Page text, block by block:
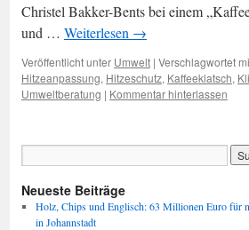
Christel Bakker-Bents bei einem
und … Weiterlesen →
Veröffentlicht unter Umwelt | Verschlagwortet
Hitzeanpassung, Hitzeschutz, Kaffeeklatsch,
Umweltberatung | Kommentar hinterlassen
Neueste Beiträge
Holz, Chips und Englisch: 63 Millionen Euro für
in Johannstadt